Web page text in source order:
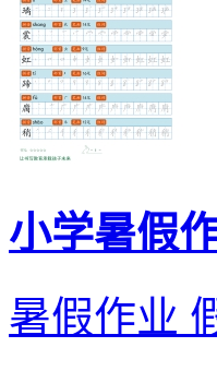
小学暑假
暑假作业